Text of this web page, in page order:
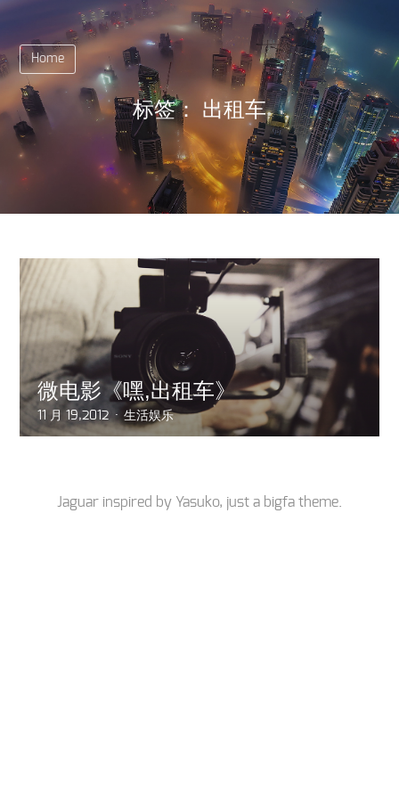
Home
标签： 出租车
微电影《嘿,出租车》
11 月 19,2012 生活娱乐
Jaguar inspired by Yasuko, just a bigfa theme.